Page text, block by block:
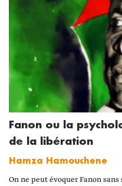
Fanon ou la
de la libération
Hamza Hamouchene
On ne peut évoquer Fanon